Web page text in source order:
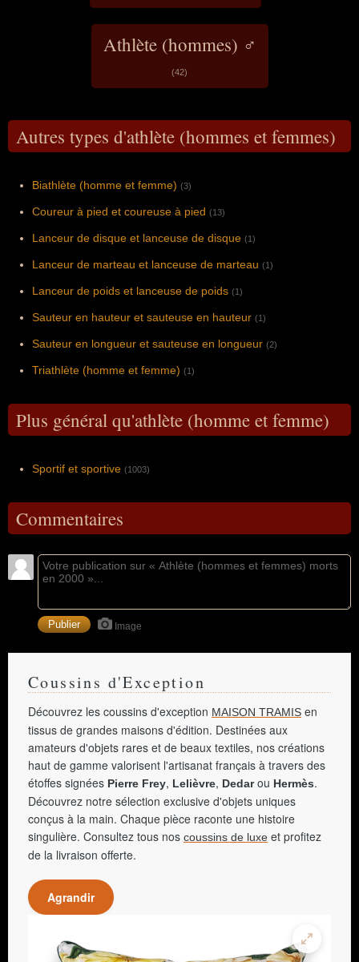
d'entraînement en inventant la course
ou en pratiquant régulièrement un
entraînement en hypoventilation, Zátopek
possédait un style de course atypique,
grimaçant et exprimant beaucoup de
souffrance lorsqu'il courait. Il est intronisé au
Athlète (hommes) ♂
(42)
Autres types d'athlète (hommes et femmes)
Biathlète (homme et femme) (3)
Coureur à pied et coureuse à pied (13)
Lanceur de disque et lanceuse de disque (1)
Lanceur de marteau et lanceuse de marteau (1)
Lanceur de poids et lanceuse de poids (1)
Sauteur en hauteur et sauteuse en hauteur (1)
Sauteur en longueur et sauteuse en longueur (2)
Triathlète (homme et femme) (1)
Plus général qu'athlète (homme et femme)
Sportif et sportive (1003)
Commentaires
Image
Coussins d'Exception
Découvrez les coussins d'exception MAISON TRAMIS en
tissus de grandes maisons d'édition. Destinées aux
amateurs d'objets rares et de beaux textiles, nos créations
haut de gamme valorisent l'artisanat français à travers des
étoffes signées Pierre Frey, Lelièvre, Dedarou Hermès.
Découvrez notre sélection exclusive d'objets uniques
conçus à la main. Chaque pièce raconte une histoire
singulière. Consultez tous nos coussins de luxe et profitez
de la livraison offerte.
Agrandir